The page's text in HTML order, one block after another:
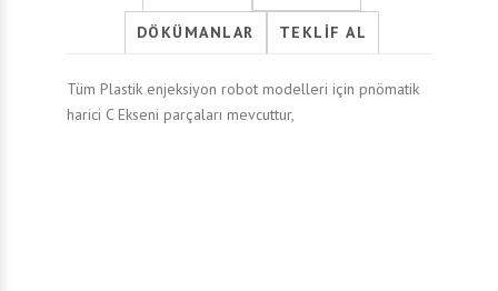
DÖKÜMANLAR TEKLIF AL
Tüm Plastik enjeksiyon robot modelleri için pnömatik
harici C Ekseni parçaları mevcuttur,